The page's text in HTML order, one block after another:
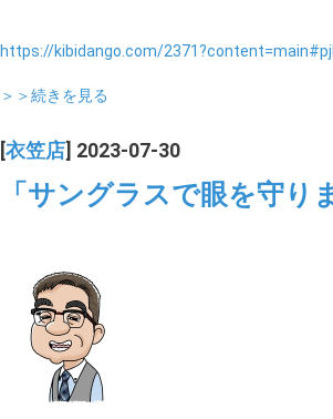
https://kibidango.com/
＞＞続きを見る
衣笠店 ] 2023-07-30
「サングラスで眼を守り